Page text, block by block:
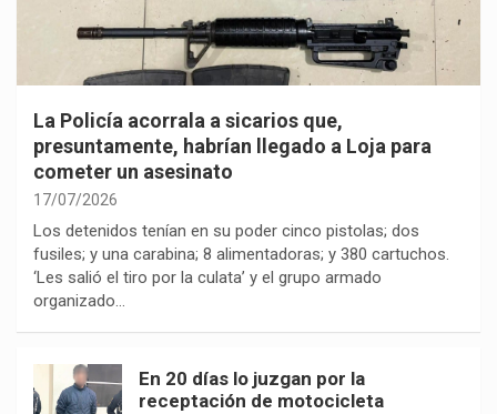
La Policía acorrala a sicarios que,
presuntamente, habrían llegado a Loja para
cometer un asesinato
17/07/2026
Los detenidos tenían en su poder cinco pistolas; dos
fusiles; y una carabina; 8 alimentadoras; y 380 cartuchos.
‘Les salió el tiro por la culata’ y el grupo armado
organizado…
En 20 días lo juzgan por la
receptación de motocicleta